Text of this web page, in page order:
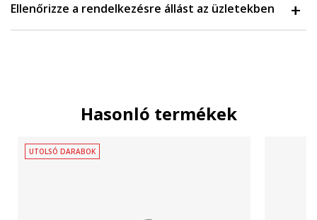
Ellenőrizze a rendelkezésre állást az üzletekben
Hasonló termékek
UTOLSÓ DARABOK